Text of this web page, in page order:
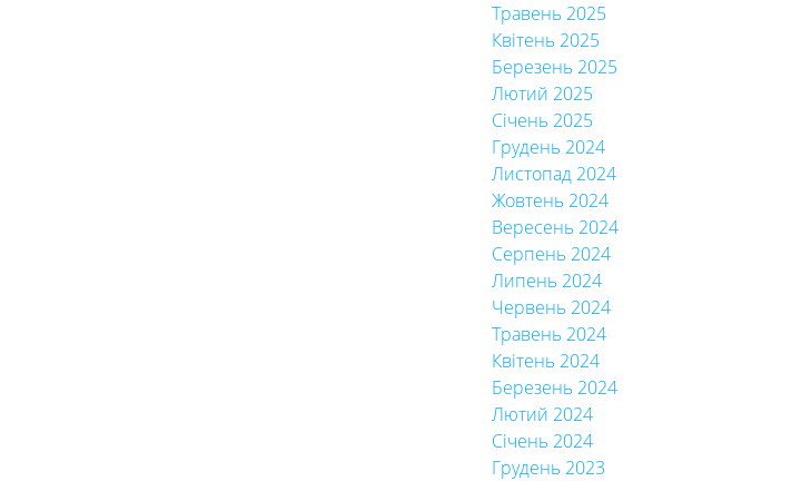
Травень 2025
Квітень 2025
Березень 2025
Лютий 2025
Січень 2025
Грудень 2024
Листопад 2024
Жовтень 2024
Вересень 2024
Серпень 2024
Липень 2024
Червень 2024
Травень 2024
Квітень 2024
Березень 2024
Лютий 2024
Січень 2024
Грудень 2023